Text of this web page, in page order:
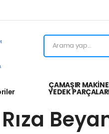
ÇAMAŞIR
YEDEK